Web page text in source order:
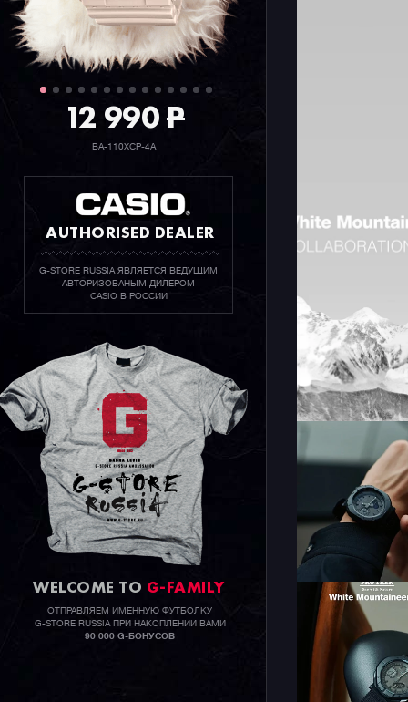
12 990P
BA-110XCP-4A
AUTHORISED DEALER
G-STORE RUSSIA ЯВЛЯЕТСЯ ВЕДУЩИМ
АВТОРИЗОВАНЫМ ДИЛЕРОМ
CASIO В РОССИИ
WELCOME TO G-FAMILY
ОТПРАВЛЯЕМ ИМЕННУЮ ФУТБОЛКУ
G-STORE RUSSIA ПРИ НАКОПЛЕНИИ ВАМИ
90 000 G-БОНУСОВ